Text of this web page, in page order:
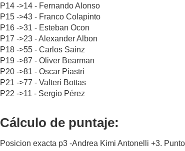
P14 ->14 - Fernando Alonso
P15 ->43 - Franco Colapinto
P16 ->31 - Esteban Ocon
P17 ->23 - Alexander Albon
P18 ->55 - Carlos Sainz
P19 ->87 - Oliver Bearman
P20 ->81 - Oscar Piastri
P21 ->77 - Valteri Bottas
P22 ->11 - Sergio Pérez
Cálculo de puntaje:
Posicion exacta p3 -Andrea Kimi Antonelli +3.